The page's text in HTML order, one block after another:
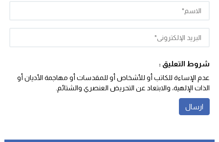
شروط التعليق :
عدم الإساءة للكاتب أو للأشخاص أو للمقدسات أو مهاجمة الأديان أو
الذات الإلهية، والابتعاد عن التحريض العنصري والشتائم‬.